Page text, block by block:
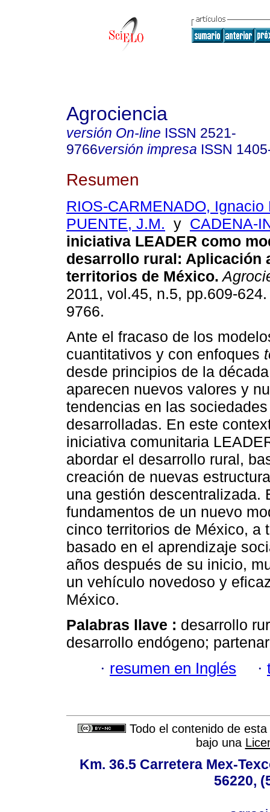
Agrociencia
versión On-line ISSN 2521-
9766versión impresa ISSN
Resumen
RIOS-CARMENADO, Ignacio
PUENTE, J.M. y CADENA-
iniciativa LEADER como
desarrollo rural: Aplicación
territorios de México.
2011, vol.45, n.5, pp.609-
9766.
Ante el fracaso de los
cuantitativos y con enfoques
desde principios de la
aparecen nuevos valores y
tendencias en las
desarrolladas. En este
iniciativa comunitaria
abordar el desarrollo rural,
creación de nuevas
una gestión descentralizada.
fundamentos de un nuevo
cinco territorios de México, a
basado en el aprendizaje
años después de su inicio,
un vehículo novedoso y
México.
Palabras llave : desarrollo
desarrollo endógeno;
· resumen en Inglés ·
Todo el contenido de
bajo una
Km. 36.5 Carretera Mex-
56220,